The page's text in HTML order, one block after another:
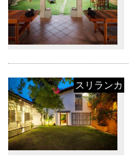
スリランカ